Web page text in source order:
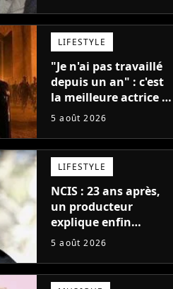
LIFESTYLE
"Je n'ai pas travaillé
depuis un an" : c'est
la meilleure actrice de
L'Odyssée, mais
donner de rôle au
cinéma
5 août 2026
LIFESTYLE
NCIS : 23 ans après,
un producteur
explique enfin
l'origine de l'idée la
(et on ne parle pas du
bateau)
5 août 2026